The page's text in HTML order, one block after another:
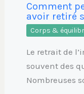
Comment
avoir retiré
Corps &
Le retrait de
souvent des
Nombreuses